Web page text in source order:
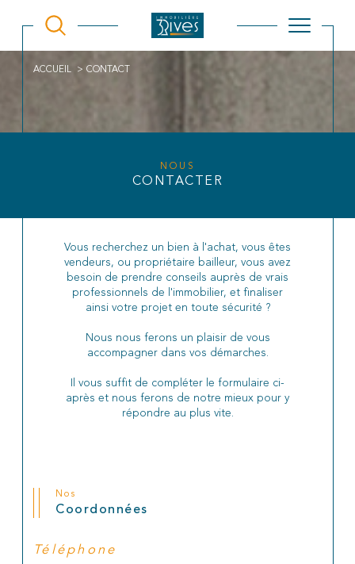
ACCUEIL CONTACT
NOUS
CONTACTER
Vous recherchez un bien à l'achat, vous êtes
vendeurs, ou propriétaire bailleur, vous avez
besoin de prendre conseils auprès de vrais
professionnels de l'immobilier, et finaliser
ainsi votre projet en toute sécurité ?
Nous nous ferons un plaisir de vous
accompagner dans vos démarches.
Il vous suffit de compléter le formulaire ci-
après et nous ferons de notre mieux pour y
répondre au plus vite.
Nos
Coordonnées
Téléphone